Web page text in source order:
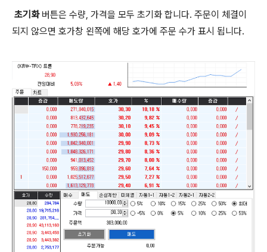
초기화버튼은 수량, 가격을 모두 초기화 합니다. 주문이 체결이
되지 않으면 호가창 왼쪽에 해당 호가에 주문 수가 표시 됩니다.